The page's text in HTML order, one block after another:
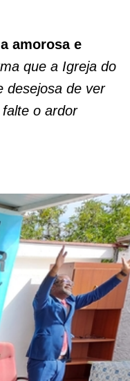
amorosa e
que a Igreja do
desejosa de ver
o ardor